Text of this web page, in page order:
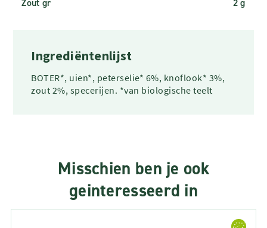
Zout gr 2 g
Ingrediëntenlijst
BOTER*, uien*, peterselie* 6%, knoflook* 3%,
zout 2%, specerijen. *van biologische teelt
Misschien ben je ook
geinteresseerd in